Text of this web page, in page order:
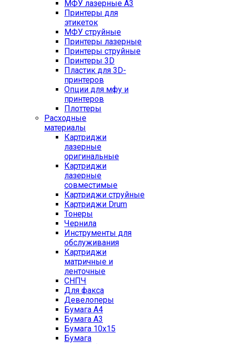
МФУ лазерные А3
Принтеры для
этикеток
МФУ струйные
Принтеры лазерные
Принтеры струйные
Принтеры 3D
Пластик для 3D-
принтеров
Опции для мфу и
принтеров
Плоттеры
Расходные
материалы
Картриджи
лазерные
оригинальные
Картриджи
лазерные
совместимые
Картриджи струйные
Картриджи Drum
Тонеры
Чернила
Инструменты для
обслуживания
Картриджи
матричные и
ленточные
СНПЧ
Для факса
Девелоперы
Бумага A4
Бумага A3
Бумага 10x15
Бумага